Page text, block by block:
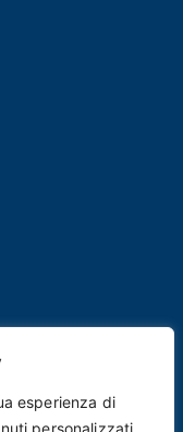
esperienza di
personalizzati